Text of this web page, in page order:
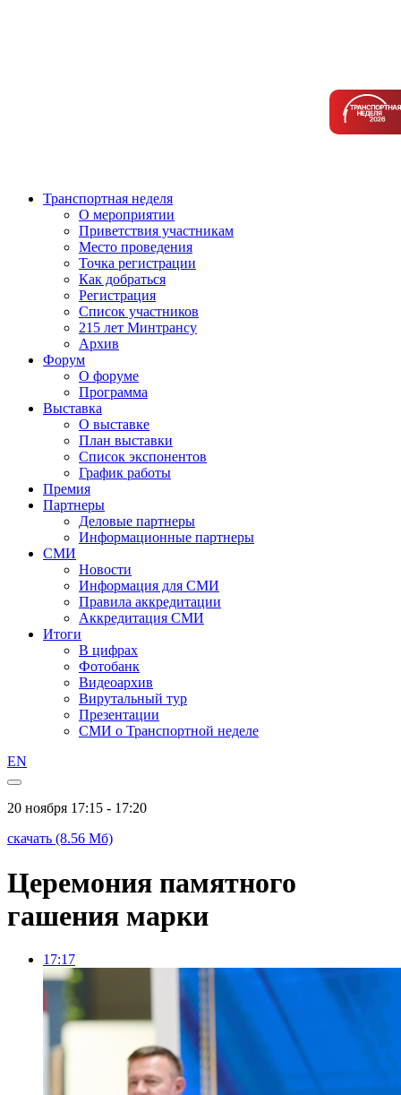
Транспортная неделя
О мероприятии
Приветствия участникам
Место проведения
Точка регистрации
Как добраться
Регистрация
Список участников
215 лет Минтрансу
Архив
Форум
О форуме
Программа
Выставка
О выставке
План выставки
Список экспонентов
График работы
Премия
Партнеры
Деловые партнеры
Информационные партнеры
СМИ
Новости
Информация для СМИ
Правила аккредитации
Аккредитация СМИ
Итоги
В цифрах
Фотобанк
Видеоархив
Вирутальный тур
Презентации
СМИ о Транспортной неделе
EN
20 ноября 17:15 - 17:20
скачать (8.56 Мб)
Церемония памятного
гашения марки
17:17